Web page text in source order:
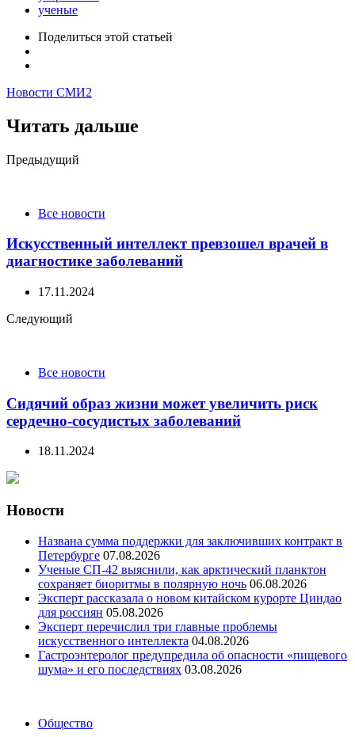
ученые
Поделиться этой статьей
Новости СМИ2
Читать дальше
Post
Предыдущий
Все новости
Искусственный интеллект превзошел врачей в
диагностике заболеваний
17.11.2024
Следующий
Все новости
Сидячий образ жизни может увеличить риск
сердечно-сосудистых заболеваний
18.11.2024
Новости
Названа сумма поддержки для заключивших контракт в
Петербурге 07.08.2026
Ученые СП-42 выяснили, как арктический планктон
сохраняет биоритмы в полярную ночь 06.08.2026
Эксперт рассказала о новом китайском курорте Циндао
для россиян 05.08.2026
Эксперт перечислил три главные проблемы
искусственного интеллекта 04.08.2026
Гастроэнтеролог предупредила об опасности «пищевого
шума» и его последствиях 03.08.2026
CategoriesОбщество